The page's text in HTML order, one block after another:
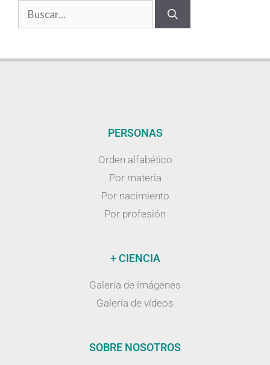
PERSONAS
Orden alfabético
Por materia
Por nacimiento
Por profesión
+ CIENCIA
Galería de imágenes
Galería de vídeos
SOBRE NOSOTROS